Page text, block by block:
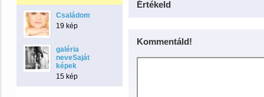
Családom
19 kép
galéria
neveSaját
képek
15 kép
Értékeld
Kommentáld!